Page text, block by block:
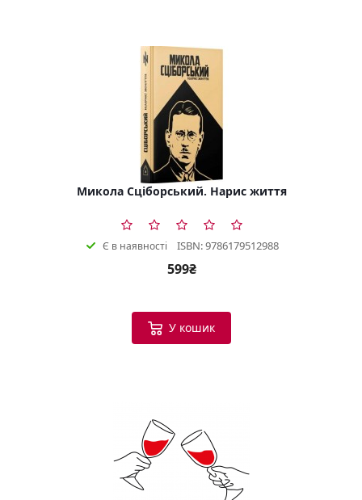
Микола Сціборський. Нарис життя
Є в наявності ISBN: 9786179512988
599₴
У кошик